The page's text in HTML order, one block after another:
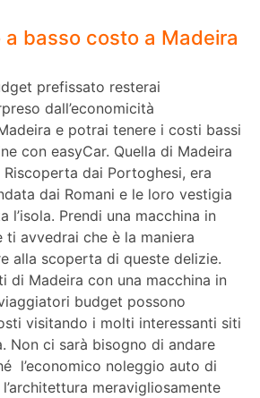
basso costo a Madeira
prefissato resterai
dall’economicità
e potrai tenere i costi bassi
con easyCar. Quella di Madeira
dai Portoghesi, era
dai Romani e le loro vestigia
l’isola. Prendi una macchina in
avvedrai che è la maniera
alla scoperta di queste delizie.
di Madeira con una macchina in
budget possono
visitando i molti interessanti siti
Non ci sarà bisogno di andare
l’economico noleggio auto di
meravigliosamente